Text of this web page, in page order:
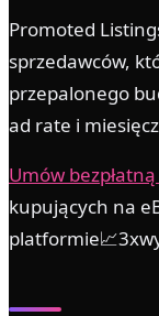
Promoted
sprzedawców,
przepalonego
ad rate i
Umów
kupujących na